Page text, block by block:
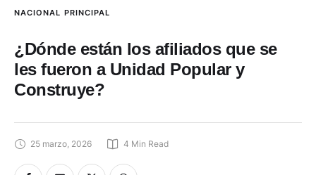
NACIONAL PRINCIPAL
¿Dónde están los afiliados que se
les fueron a Unidad Popular y
Construye?
25 marzo, 2026 4 Min Read